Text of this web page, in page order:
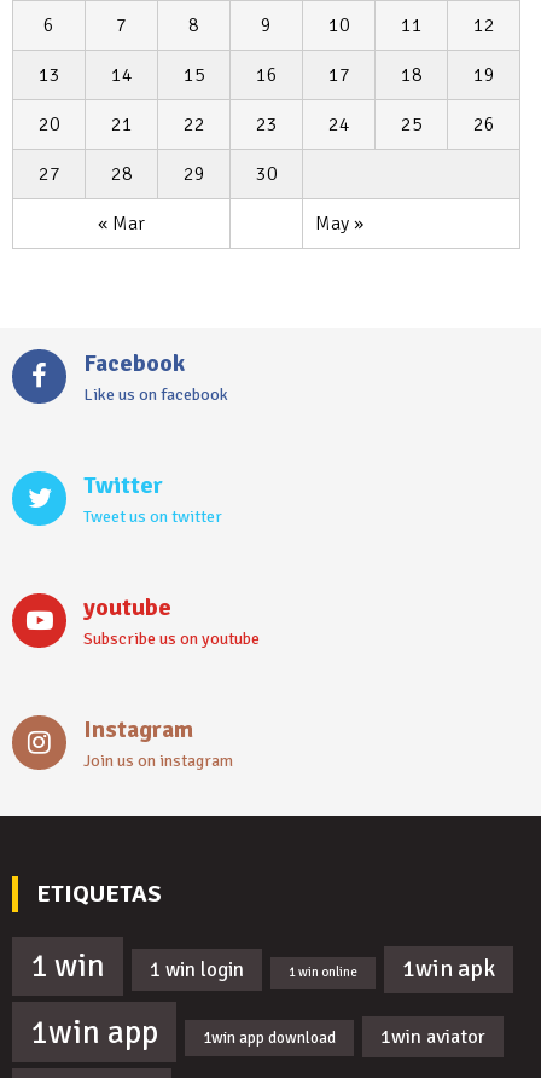
« Mar May »
6 7 8 9 10 11 12
13 14 15 16 17 18 19
20 21 22 23 24 25 26
27 28 29 30
Facebook
Like us on facebook
Twitter
Tweet us on twitter
youtube
Subscribe us on youtube
Instagram
Join us on instagram
ETIQUETAS
1 win 1 win login 1 win online 1win apk
1win app 1win app download 1win aviator